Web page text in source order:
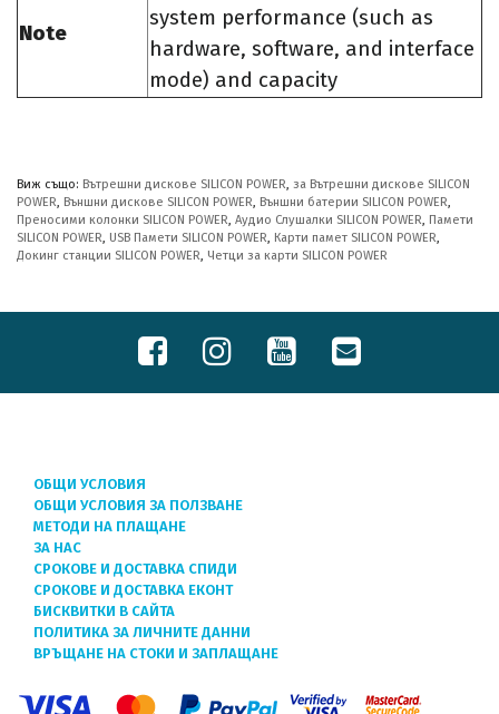
Note
system performance (such as
hardware, software, and interface
mode) and capacity
Виж също: Вътрешни дискове SILICON POWER
за Вътрешни дискове SILICON
POWER
Външни дискове SILICON POWER Външни батерии SILICON POWER
Преносими колонки SILICON POWER Аудио Слушалки SILICON POWER
Памети
SILICON POWER
USB Памети SILICON POWER Карти памет SILICON POWER
Докинг станции SILICON POWER
Четци за карти SILICON POWER
ОБЩИ УСЛОВИЯ
ОБЩИ УСЛОВИЯ ЗА ПОЛЗВАНЕ
МЕТОДИ НА ПЛАЩАНЕ
ЗА НАС
СРОКОВЕ И ДОСТАВКА СПИДИ
СРОКОВЕ И ДОСТАВКА ЕКОНТ
БИСКВИТКИ В САЙТА
ПОЛИТИКА ЗА ЛИЧНИТЕ ДАННИ
ВРЪЩАНЕ НА СТОКИ И ЗАПЛАЩАНЕ